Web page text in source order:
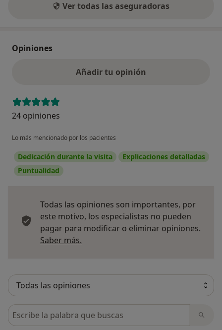
Ver todas las aseguradoras
Opiniones
Añadir tu opinión
24 opiniones
Lo más mencionado por los pacientes
Dedicación durante la visita
Explicaciones detalladas
Puntualidad
Todas las opiniones son importantes, por
este motivo, los especialistas no pueden
pagar para modificar o eliminar opiniones.
Saber más.
Busca en opiniones